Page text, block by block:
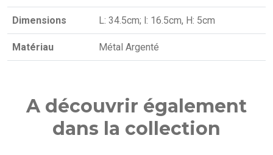
Dimensions L: 34.5cm; l: 16.5cm, H: 5cm
Matériau Métal Argenté
A découvrir également
dans la collection